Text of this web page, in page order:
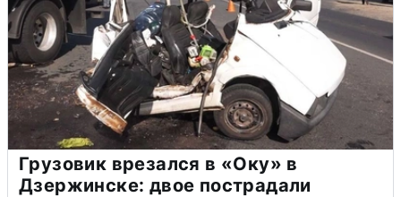
Грузовик врезался в «Оку» в
Дзержинске: двое пострадали